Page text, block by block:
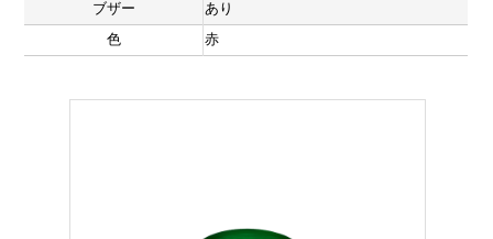
ブザー
あり
色
赤